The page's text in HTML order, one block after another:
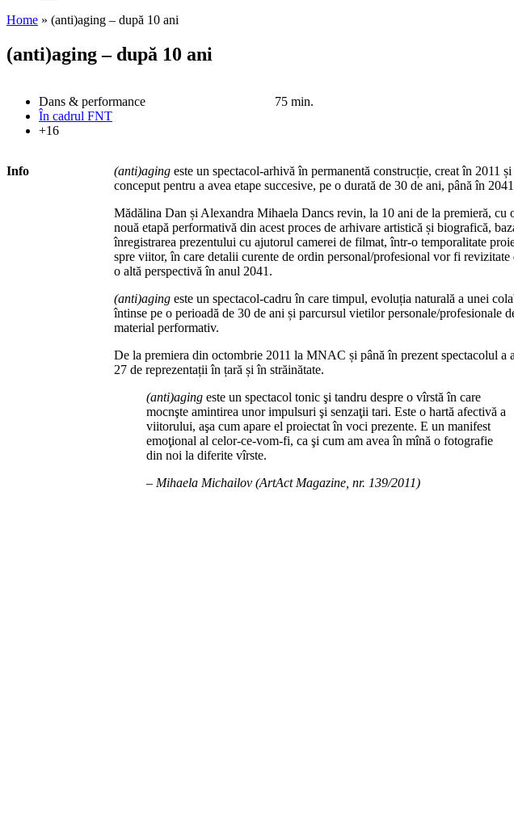
Home » (anti)aging – după 10 ani
(anti)aging – după 10 ani
Dans & performance
În cadrul FNT
+16
75 min.
Info (anti)agingeste un spectacol-arhivă în permanentă construcție, creat în 2011 și
conceput pentru a avea etape succesive, pe o durată de 30 de ani, până în
Mădălina Dan și Alexandra Mihaela Dancs revin, la 10 ani de la premieră, cu
nouă etapă performativă din acest proces de arhivare artistică și biografică,
înregistrarea prezentului cu ajutorul camerei de filmat, într-o temporalitate
spre viitor, în care detalii curente de ordin personal/profesional vor fi revizitate
o altă perspectivă în anul 2041.
(anti)agingeste un spectacol-cadru în care timpul, evoluția naturală a unei
întinse pe o perioadă de 30 de ani și parcursul vietilor personale/profesionale
material performativ.
De la premiera din octombrie 2011 la MNAC și până în prezent spectacolul a
27 de reprezentații în țară și în străinătate.
(anti)agingeste un spectacol tonic şi tandru despre o vîrstă în care
mocnşte amintirea unor impulsuri şi senzaţii tari. Este o hartă afectivă a
viitorului, aşa cum apare el proiectat în voci prezente. E un manifest
emoţional al celor-ce-vom-fi, ca şi cum am avea în mînă o fotografie
din noi la diferite vîrste.
– Mihaela Michailov (ArtAct Magazine, nr. 139/2011)